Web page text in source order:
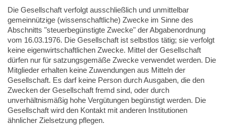
Die Gesellschaft verfolgt ausschließlich und unmittelbar
gemeinnützige (wissenschaftliche) Zwecke im Sinne des
Abschnitts "steuerbegünstigte Zwecke" der Abgabenordnung
vom 16.03.1976. Die Gesellschaft ist selbstlos tätig; sie verfolgt
keine eigenwirtschaftlichen Zwecke. Mittel der Gesellschaft
dürfen nur für satzungsgemäße Zwecke verwendet werden. Die
Mitglieder erhalten keine Zuwendungen aus Mitteln der
Gesellschaft. Es darf keine Person durch Ausgaben, die den
Zwecken der Gesellschaft fremd sind, oder durch
unverhältnismäßig hohe Vergütungen begünstigt werden. Die
Gesellschaft wird den Kontakt mit anderen Institutionen
ähnlicher Zielsetzung pflegen.